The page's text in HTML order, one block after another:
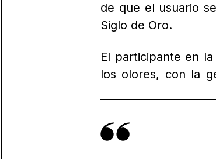
de que el usuario
Siglo de Oro.
El participante en
los olores, con la